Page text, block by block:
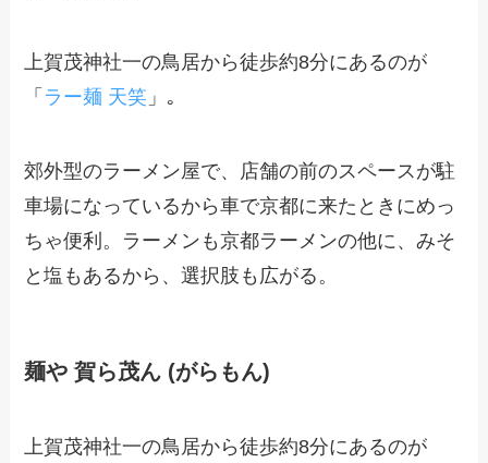
上賀茂神社一の鳥居から徒歩約8分にあるのが
「 ラー麺 天笑 」｡
郊外型のラーメン屋で、店舗の前のスペースが駐
車場になっているから車で京都に来たときにめっ
ちゃ便利。ラーメンも京都ラーメンの他に、みそ
と塩もあるから、選択肢も広がる。
麺や 賀ら茂ん (がらもん)
上賀茂神社一の鳥居から徒歩約8分にあるのが